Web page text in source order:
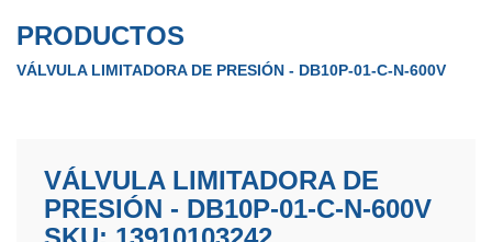
PRODUCTOS
VÁLVULA LIMITADORA DE PRESIÓN - DB10P-01-C-N-600V
VÁLVULA LIMITADORA DE
PRESIÓN - DB10P-01-C-N-600V